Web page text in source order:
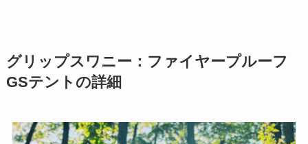
グリップスワニー：ファイヤープルーフ
GSテントの詳細